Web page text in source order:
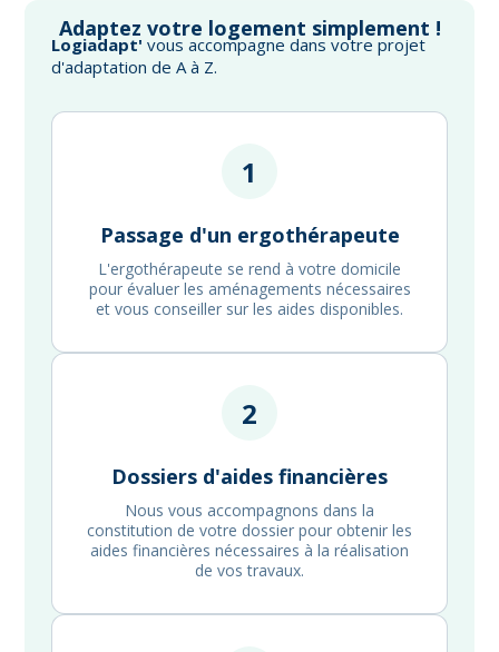
Adaptez votre logement simplement !
Logiadapt' vous accompagne dans votre projet
d'adaptation de A à Z.
1
Passage d'un ergothérapeute
L'ergothérapeute se rend à votre domicile
pour évaluer les aménagements nécessaires
et vous conseiller sur les aides disponibles.
2
Dossiers d'aides financières
Nous vous accompagnons dans la
constitution de votre dossier pour obtenir les
aides financières nécessaires à la réalisation
de vos travaux.